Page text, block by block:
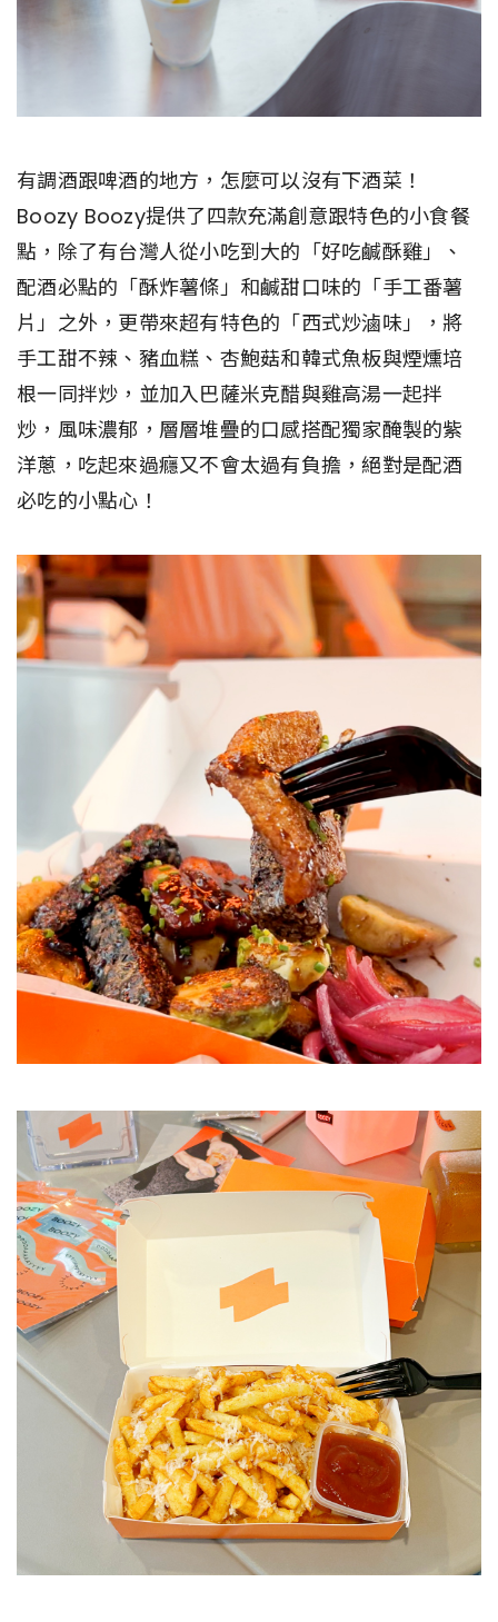
有調酒跟啤酒的地方，怎麼可以沒有下酒菜！
Boozy Boozy提供了四款充滿創意跟特色的小食餐
點，除了有台灣人從小吃到大的「好吃鹹酥雞」、
配酒必點的「酥炸薯條」和鹹甜口味的「手工番薯
片」之外，更帶來超有特色的「西式炒滷味」，將
手工甜不辣、豬血糕、杏鮑菇和韓式魚板與煙燻培
根一同拌炒，並加入巴薩米克醋與雞高湯一起拌
炒，風味濃郁，層層堆疊的口感搭配獨家醃製的紫
洋蔥，吃起來過癮又不會太過有負擔，絕對是配酒
必吃的小點心！